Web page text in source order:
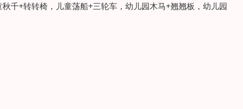
千+转转椅，儿童荡船+三轮车，幼儿园木马+翘翘板，幼儿园